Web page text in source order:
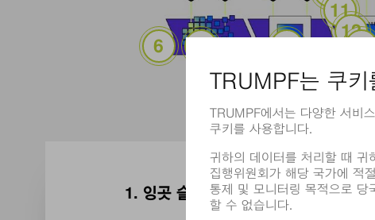
그루빙(Grooving)
레이
레
1. 잉곳 슬라이싱(Ingot Slicing)